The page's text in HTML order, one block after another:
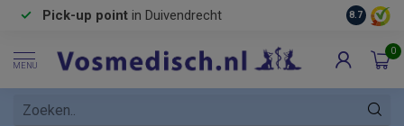
Pick-up point in Duivendrecht 8.7
MENU
0